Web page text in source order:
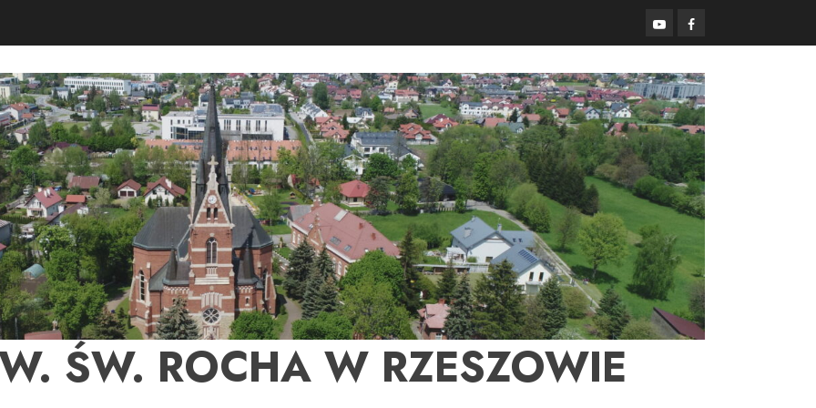
YouTubeFacebook
ŚW. ROCHA W RZESZOWIE